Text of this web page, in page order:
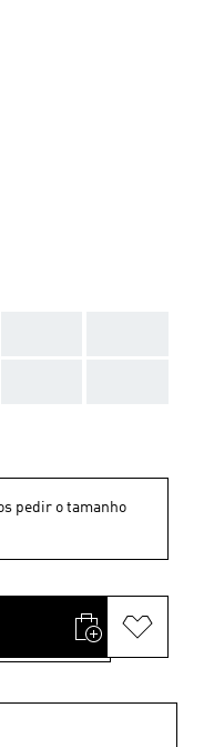
pedir o tamanho